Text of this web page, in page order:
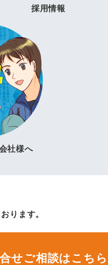
採用情報
社様へ
ります。
せご相談はこちら